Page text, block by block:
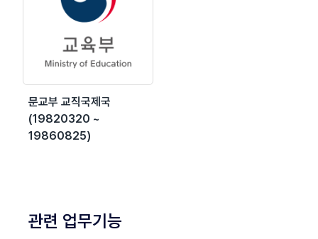
문교부 교직국제국
(19820320 ~
19860825)
관련 업무기능